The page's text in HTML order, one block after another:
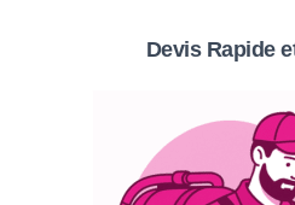
Devis Rapide